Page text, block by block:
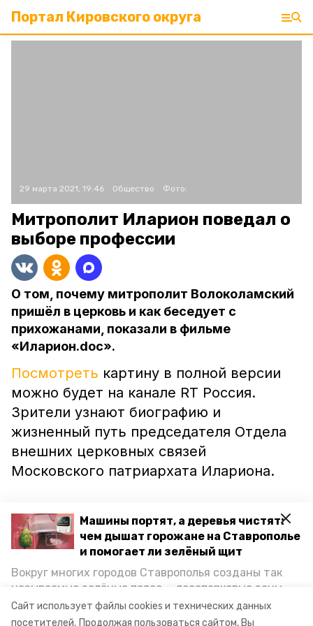
Сайт использует файлы cookies и технических данных
посетителей. Продолжая пользоваться сайтом, Вы
Машины портят, а деревья чистят:
чем дышат горожане на Ставрополье
и помогает ли зелёный щит
Вокруг многих городов Ставрополья созданы так
называемые зелёные пояса — лесопарковые зоны,
снижающие негативное воздействие выхлопных
газов на атмосферу. Справляются ли они с
Портал Кировского округа
29 марта 2021, 19:46 Общество Фото:
Митрополит Иларион поведал о
выборе профессии
О том, почему митрополит Волоколамский
пришёл в церковь и как беседует с
прихожанами, показали в фильме
«Иларион.doc».
Посмотреть картину в полной версии
можно будет на канале RT Россия.
Зрители узнают биографию и
жизненный путь председателя Отдела
внешних церковных связей
Московского патриархата Илариона.
рабочие, так и личные моменты жизни
54-летнего митрополита. Затронут
также вопрос искусства: выставки и
музыкальную сферу.